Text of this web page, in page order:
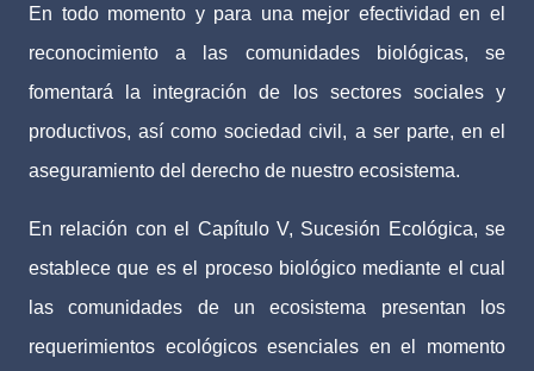
En todo momento y para una mejor efectividad en el
reconocimiento a las comunidades biológicas, se
fomentará la integración de los sectores sociales y
productivos, así como sociedad civil, a ser parte, en el
aseguramiento del derecho de nuestro ecosistema.
En relación con el Capítulo V, Sucesión Ecológica, se
establece que es el proceso biológico mediante el cual
las comunidades de un ecosistema presentan los
requerimientos ecológicos esenciales en el momento